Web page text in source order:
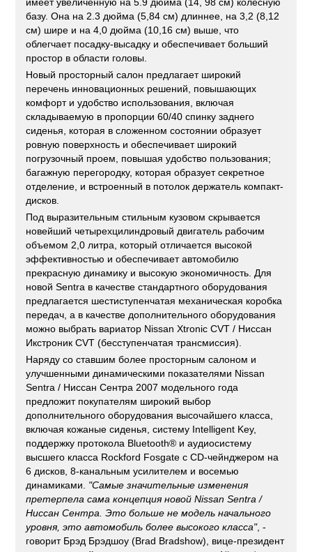
базу. Она на 2.3 дюйма (5,84 см) длиннее, на 3,2 (8,12
см) шире и на 4,0 дюйма (10,16 см) выше, что
облегчает посадку-высадку и обеспечивает больший
простор в области головы.
Новый просторный салон предлагает широкий
перечень инновационных решений, повышающих
комфорт и удобство использования, включая
складываемую в пропорции 60/40 спинку заднего
сиденья, которая в сложенном состоянии образует
ровную поверхность и обеспечивает широкий
погрузочный проем, повышая удобство пользования;
багажную перегородку, которая образует секретное
отделение, и встроенный в потолок держатель компакт-
дисков.
Под выразительным стильным кузовом скрывается
новейший четырехцилиндровый двигатель рабочим
объемом 2,0 литра, который отличается высокой
эффективностью и обеспечивает автомобилю
прекрасную динамику и высокую экономичность. Для
новой Sentra в качестве стандартного оборудования
предлагается шестиступенчатая механическая коробка
передач, а в качестве дополнительного оборудования
можно выбрать вариатор Nissan Xtronic CVT / Ниссан
Икстроник CVT (бесступенчатая трансмиссия).
Наряду со ставшим более просторным салоном и
улучшенными динамическими показателями Nissan
Sentra / Ниссан Сентра 2007 модельного года
предложит покупателям широкий выбор
дополнительного оборудования высочайшего класса,
включая кожаные сиденья, систему Intelligent Key,
поддержку протокола Bluetooth® и аудиосистему
высшего класса Rockford Fosgate с CD-чейнджером на
6 дисков, 8-канальным усилителем и восемью
динамиками. "Самые значительные изменения
претерпела сама концепция новойNissan Sentra /
Ниссан Сентра . Это больше не модель начального
уровня, это автомобиль более высокого класса", -
говорит Брэд Брэдшоу (Brad Bradshow), вице-президент